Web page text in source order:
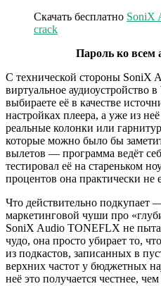
Скачать бесплатно SoniX
crack
Пароль ко всем
С технической стороны SoniX
виртуальное аудиоустройство
выбираете её в качестве
настройках плеера, а уже из
реальные колонки или
которые можно было бы
вылетов — программа ведёт
тестировал её на стареньком
процентов она практически не
Что действительно подкупает
маркетинговой чуши про
SoniX Audio TONEFLX не
чудо, она просто убирает то,
из подкастов, записанных в
верхних частот у бюджетных
неё это получается честнее,